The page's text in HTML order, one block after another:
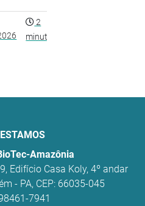
2
minutos
Amazônia
Edifício Casa Koly, 4º andar
- PA, CEP: 66035-045
7941